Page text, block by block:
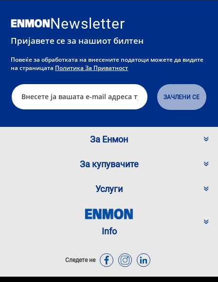
Newsletter
Пријавете се за нашиот билтен
Повеќе за обработката на внесените податоци можете да видите
на страницата Политика За Приватност
За Енмон
За купувачите
Услуги
Info
Следете не